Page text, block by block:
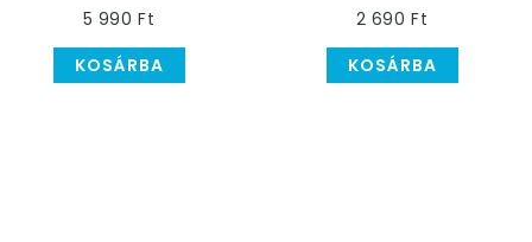
5 990 Ft
KOSÁRBA
2 690 Ft
KOSÁRBA